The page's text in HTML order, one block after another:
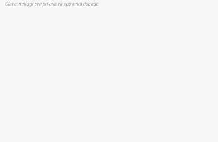
Clave: mnl sgr pvn prf pfra vlr xps mnra dsc edc